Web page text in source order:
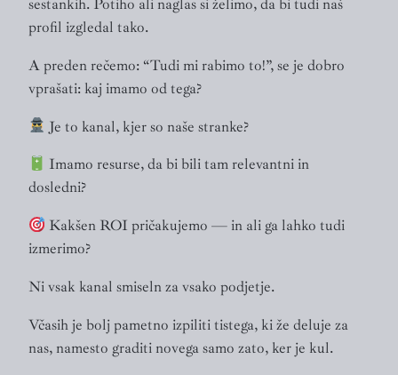
sestankih. Potiho ali naglas si želimo, da bi tudi naš
profil izgledal tako.
A preden rečemo: “Tudi mi rabimo to!”, se je dobro
vprašati: kaj imamo od tega?
Je to kanal, kjer so naše stranke?
Imamo resurse, da bi bili tam relevantni in
dosledni?
Kakšen ROI pričakujemo — in ali ga lahko tudi
izmerimo?
Ni vsak kanal smiseln za vsako podjetje.
Včasih je bolj pametno izpiliti tistega, ki že deluje za
nas, namesto graditi novega samo zato, ker je kul.